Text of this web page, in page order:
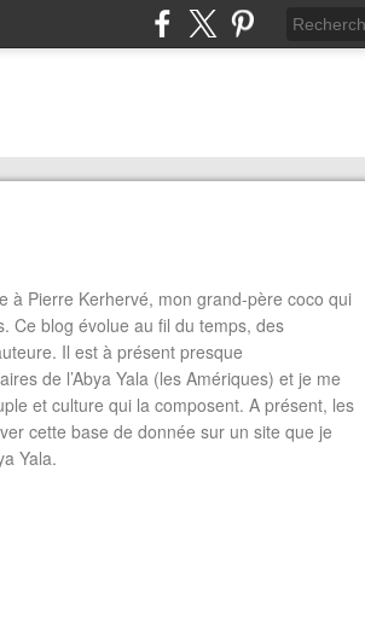
à Pierre Kerhervé, mon grand-père coco qui
Ce blog évolue au fil du temps, des
Il est à présent presque
de l’Abya Yala (les Amériques) et je me
et culture qui la composent. A présent, les
cette base de donnée sur un site que je
Yala.